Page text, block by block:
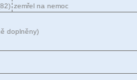
zemřel na nemoc
doplněny)